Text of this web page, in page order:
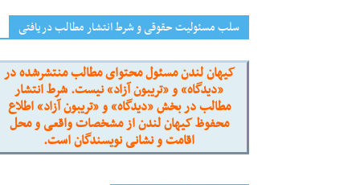
سلب مسئولیت حقوقی و شرط انتشار مطالب دریافتی
کیهان لندن مسئول محتوای مطالب منتشرشده در
«دیدگاه» و «تریبون آزاد» نیست. شرط انتشار
مطالب در بخش «دیدگاه» و «تریبون آزاد» اطلاع
محفوظ کیهان لندن از مشخصات واقعی و محل
اقامت و نشانی نویسندگان است.